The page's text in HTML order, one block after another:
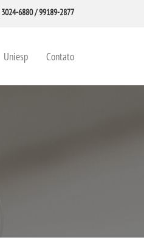
3024-6880 / 99189-2877
Uniesp Contato